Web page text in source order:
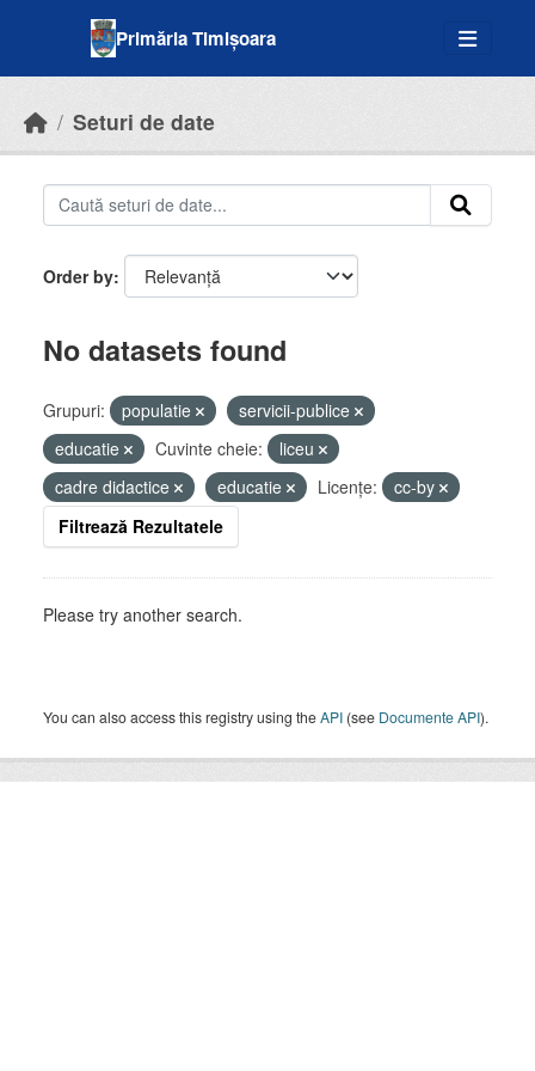
Primăria Timișoara
Seturi de date
Order by
No datasets found
Grupuri: populatie
servicii-publice
educatie
Cuvinte cheie:
liceu
cadre didactice
educatie Licenţe:
cc-by
Filtrează Rezultatele
Please try another search.
You can also access this registry using theAPI (see Documente API).